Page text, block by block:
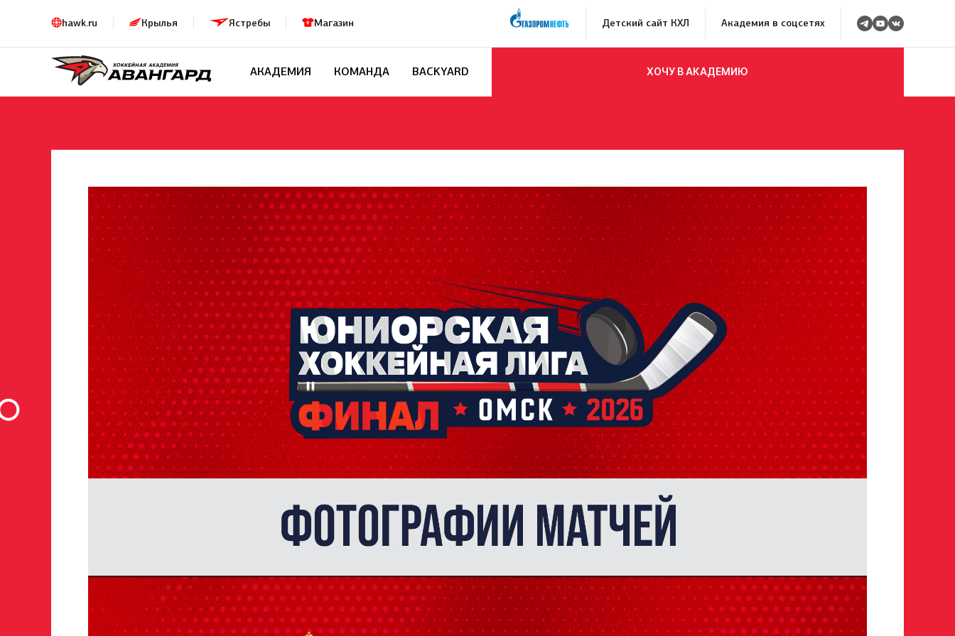
hawk.ru Крылья Ястребы Магазин Детский сайт КХЛ Академия в соцсетях
АКАДЕМИЯ КОМАНДА BACKYARD ХОЧУ В АКАДЕМИЮ
Заявка на просмотр в Хоккейную
Дата рождения игрока полностью
Заявка на просмотр в Хоккейную
Академию «Авангард»
Форма только для игроков 2008–2014 гг. р.
2007 г. р. — набор закрыт
ФИО игрока
Дата рождения игрока полностью
Амплуа игрока